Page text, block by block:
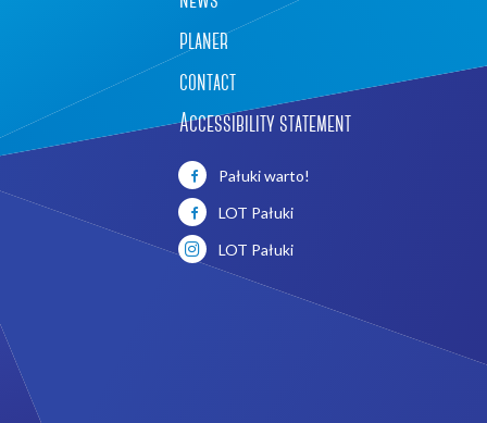
planer
contact
Accessibility statement
Pałuki warto!
LOT Pałuki
LOT Pałuki